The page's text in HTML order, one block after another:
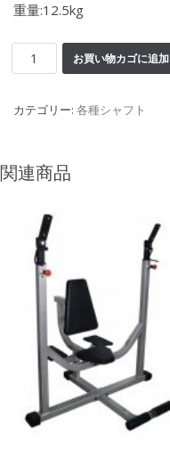
重量:12.5kg
お買い物カゴに追加
カテゴリー: 各種シャフト
関連商品